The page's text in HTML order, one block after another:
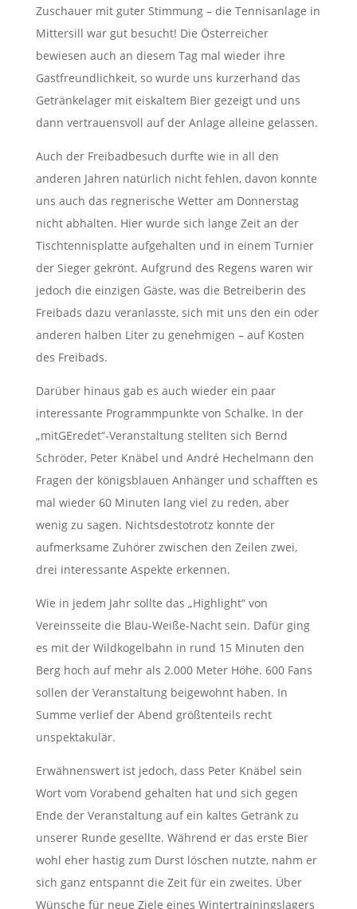
Zuschauer mit guter Stimmung – die Tennisanlage in
Mittersill war gut besucht! Die Österreicher
bewiesen auch an diesem Tag mal wieder ihre
Gastfreundlichkeit, so wurde uns kurzerhand das
Getränkelager mit eiskaltem Bier gezeigt und uns
dann vertrauensvoll auf der Anlage alleine gelassen.
Auch der Freibadbesuch durfte wie in all den
anderen Jahren natürlich nicht fehlen, davon konnte
uns auch das regnerische Wetter am Donnerstag
nicht abhalten. Hier wurde sich lange Zeit an der
Tischtennisplatte aufgehalten und in einem Turnier
der Sieger gekrönt. Aufgrund des Regens waren wir
jedoch die einzigen Gäste, was die Betreiberin des
Freibads dazu veranlasste, sich mit uns den ein oder
anderen halben Liter zu genehmigen – auf Kosten
des Freibads.
Darüber hinaus gab es auch wieder ein paar
interessante Programmpunkte von Schalke. In der
„mitGEredet“-Veranstaltung stellten sich Bernd
Schröder, Peter Knäbel und André Hechelmann den
Fragen der königsblauen Anhänger und schafften es
mal wieder 60 Minuten lang viel zu reden, aber
wenig zu sagen. Nichtsdestotrotz konnte der
aufmerksame Zuhörer zwischen den Zeilen zwei,
drei interessante Aspekte erkennen.
Wie in jedem Jahr sollte das „Highlight“ von
Vereinsseite die Blau-Weiße-Nacht sein. Dafür ging
es mit der Wildkogelbahn in rund 15 Minuten den
Berg hoch auf mehr als 2.000 Meter Höhe. 600 Fans
sollen der Veranstaltung beigewohnt haben. In
Summe verlief der Abend größtenteils recht
unspektakulär.
Erwähnenswert ist jedoch, dass Peter Knäbel sein
Wort vom Vorabend gehalten hat und sich gegen
Ende der Veranstaltung auf ein kaltes Getränk zu
unserer Runde gesellte. Während er das erste Bier
wohl eher hastig zum Durst löschen nutzte, nahm er
sich ganz entspannt die Zeit für ein zweites. Über
Wünsche für neue Ziele eines Wintertrainingslagers